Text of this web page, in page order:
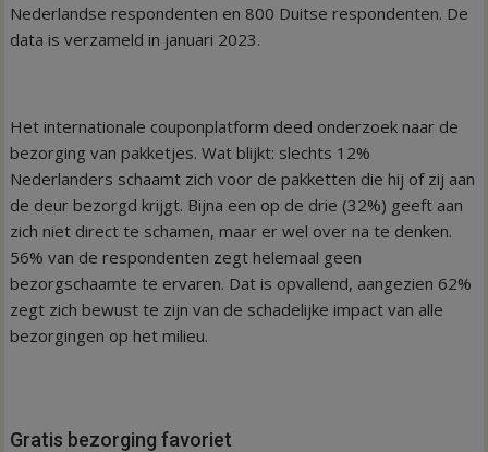
Nederlandse respondenten en 800 Duitse respondenten. De
data is verzameld in januari 2023.
Het internationale couponplatform deed onderzoek naar de
bezorging van pakketjes. Wat blijkt: slechts 12%
Nederlanders schaamt zich voor de pakketten die hij of zij aan
de deur bezorgd krijgt. Bijna een op de drie (32%) geeft aan
zich niet direct te schamen, maar er wel over na te denken.
56% van de respondenten zegt helemaal geen
bezorgschaamte te ervaren. Dat is opvallend, aangezien 62%
zegt zich bewust te zijn van de schadelijke impact van alle
bezorgingen op het milieu.
Gratis bezorging favoriet